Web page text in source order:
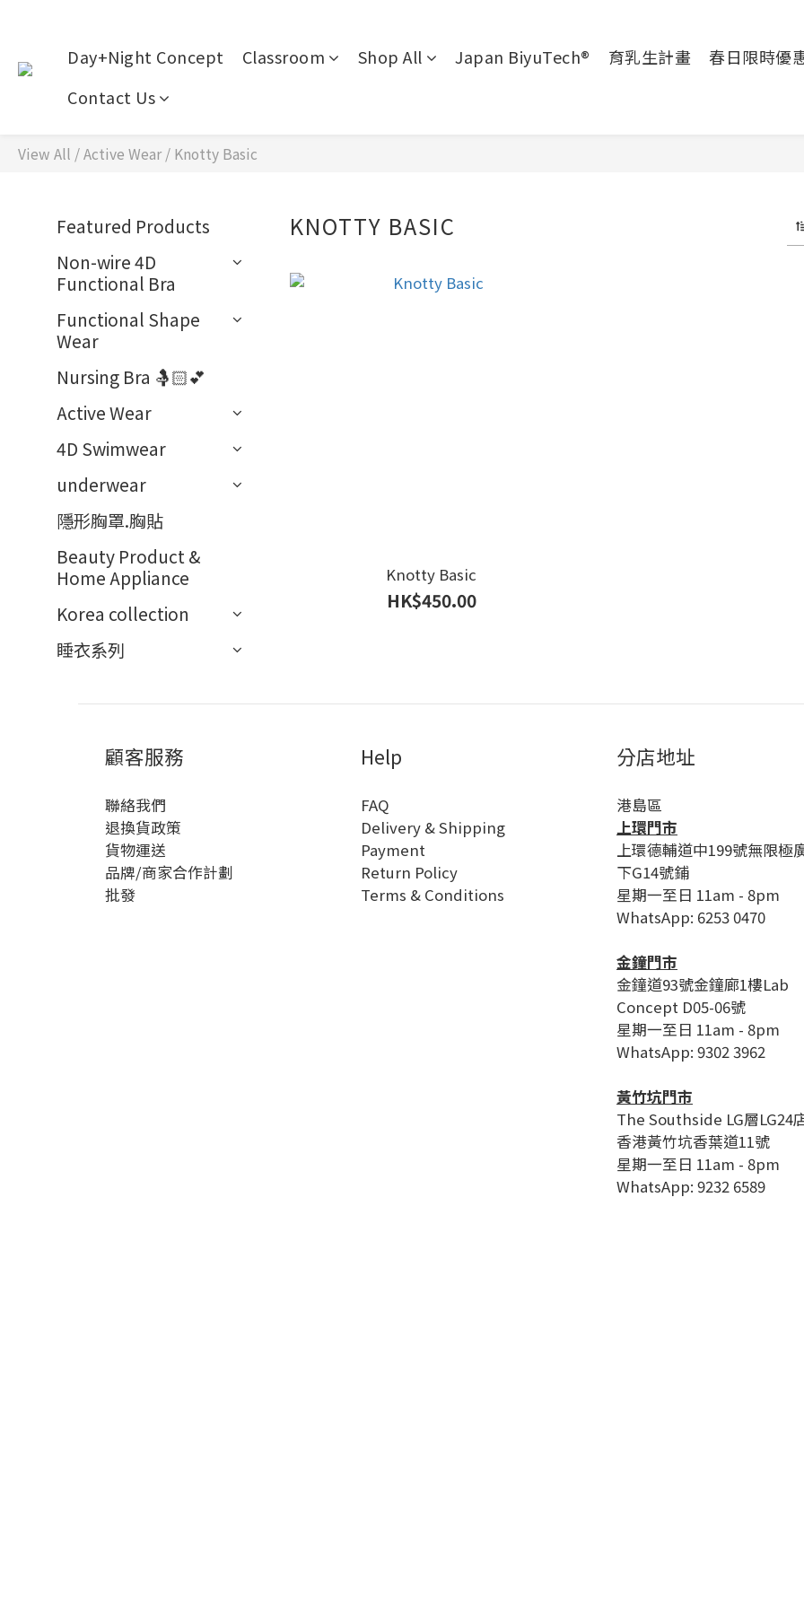
Day+Night Concept Classroom Shop All Japan BiyuTech® 育乳生計畫
春日限時優
Contact Us
View All /Active Wear / Knotty Basic
Featured Products
Non-wire 4D
Functional Bra
Functional Shape
Wear
Nursing Bra 🤱🏻💕
Active Wear
4D Swimwear
underwear
隱形胸罩.胸貼
Beauty Product &
Home Appliance
Korea collection
睡衣系列
KNOTTY BASIC
Knotty Basic
HK$450.00
顧客服務
聯絡我們
退換貨政策
貨物運送
品牌/商家合作計劃
批發
Help
FAQ
Delivery & Shipping
Payment
Return Policy
Terms & Conditions
分店地址
港島區
上環門市
上環德輔道中199號無限極
下G14號鋪
星期一至日 11am - 8pm
WhatsApp: 6253 0470
金鐘門市
金鐘道93號金鐘廊1樓Lab
Concept D05-06號
星期一至日 11am - 8pm
WhatsApp: 9302 3962
黃竹坑門市
The Southside LG層LG24
香港黃竹坑香葉道11號
星期一至日 11am - 8pm
WhatsApp: 9232 6589